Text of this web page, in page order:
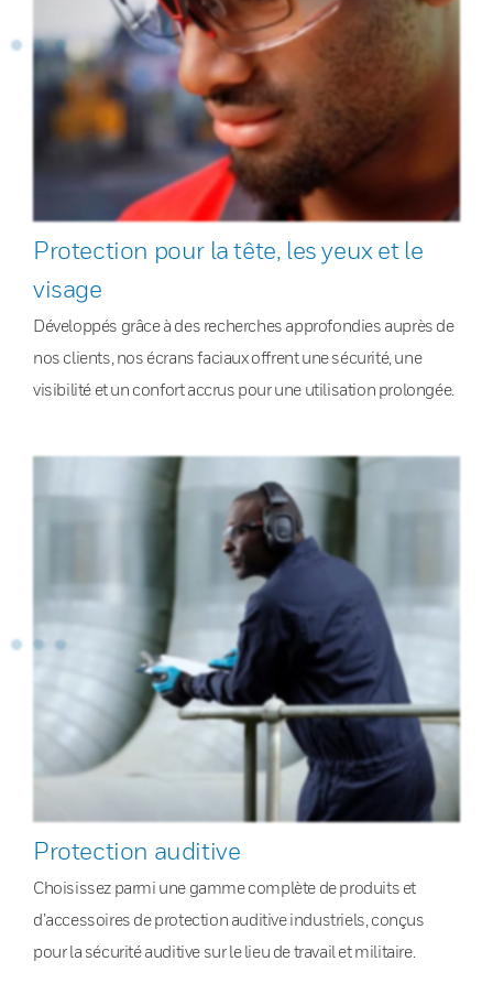
Protection pour la tête, les yeux et le
visage
Développés grâce à des recherches approfondies auprès de
nos clients, nos écrans faciaux offrent une sécurité, une
visibilité et un confort accrus pour une utilisation prolongée.
Protection auditive
Choisissez parmi une gamme complète de produits et
d’accessoires de protection auditive industriels, conçus
pour la sécurité auditive sur le lieu de travail et militaire.